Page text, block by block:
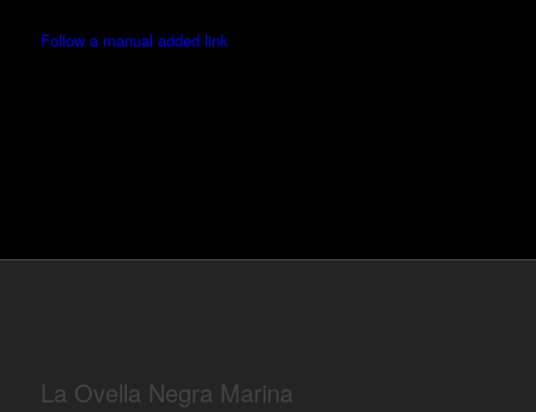
Follow a manual added link
La Ovella Negra Marina